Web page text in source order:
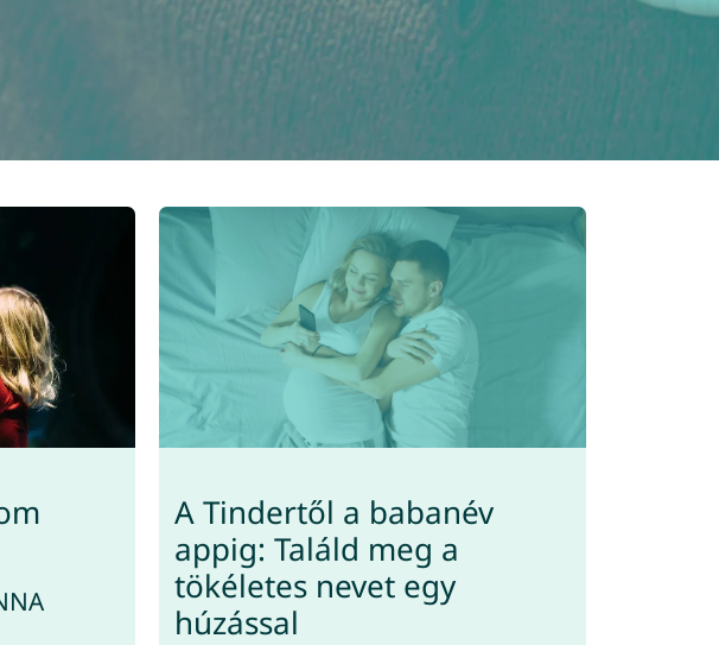
A Tindertől a babanév
appig: Találd meg a
tökéletes nevet egy
húzással